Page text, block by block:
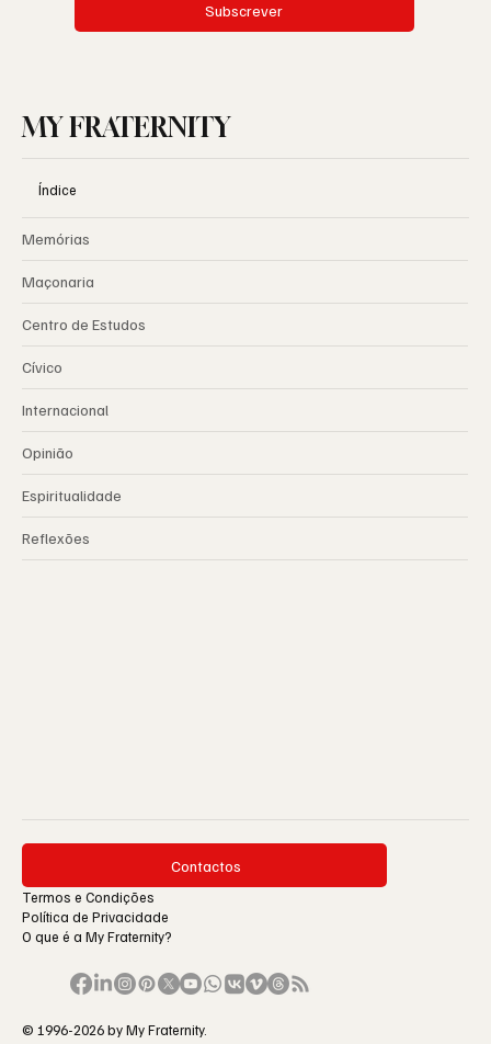
Subscrever
MY FRATERNITY
Índice
Memórias
Maçonaria
Centro de Estudos
Cívico
Internacional
Opinião
Espiritualidade
Reflexões
Contactos
Termos e Condições
Política de Privacidade
O que é a My Fraternity?
© 1996-2026 by My Fraternity.